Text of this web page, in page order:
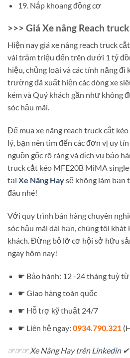
19. Nắp khoang động cơ
>>> Giá Xe nâng Reach
Hiện nay giá xe nâng reach truck
vài trăm triệu đến trên dưới 1 tỷ
hiệu, chủng loại và các tính năng đi
trường đã xuất hiện các dòng xe
kém và Quý khách gần như không
sóc hậu mãi.
Để mua xe nâng reach truck cắt
lý, bạn nên tìm đến các đơn vị uy
nguồn gốc rõ ràng và dịch vụ bảo
truck cắt kéo MFE20B MiMA
tại Xe Nâng Haysẽ không làm bạn
đâu nhé!
Với quy trình bán hàng chuyên
sóc hậu mãi dài hạn, chúng tôi
khách. Đừng bỏ lỡ cơ hội sở hữu
ngay hôm nay!
☛ Bảo hành: 12 -24 tháng tuỳ
☛ Giao hàng toàn quốc
☛ Hỗ trợ kỹ thuật 24/7
☛ Liên hệ ngay: 0934.790.321
☞☞☞ Xe Nâng Hay trênLinkedin✔